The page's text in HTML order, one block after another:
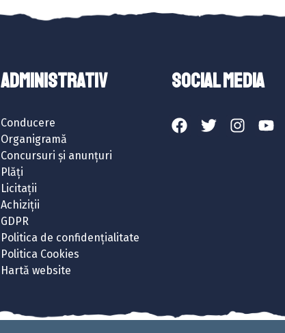
ADMINISTRATIV
Conducere
Organigramă
Concursuri și anunțuri
Plăți
Licitații
Achiziții
GDPR
Politica de confidențialitate
Politica Cookies
Hartă website
SOCIAL MEDIA